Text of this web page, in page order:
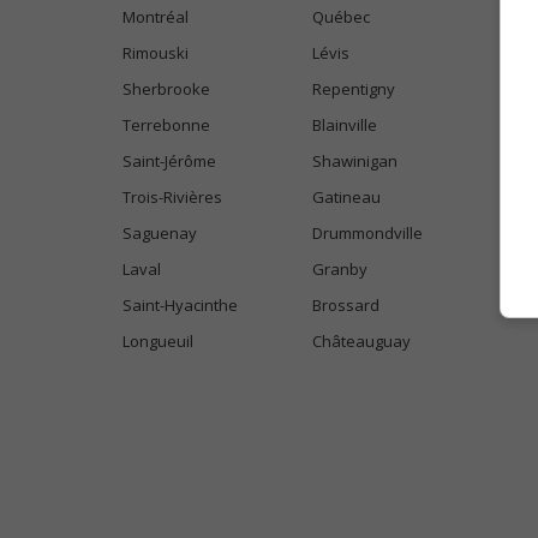
Montréal
Québec
Rimouski
Lévis
Sherbrooke
Repentigny
Terrebonne
Blainville
Saint-Jérôme
Shawinigan
Trois-Rivières
Gatineau
Saguenay
Drummondville
Laval
Granby
Saint-Hyacinthe
Brossard
Longueuil
Châteauguay